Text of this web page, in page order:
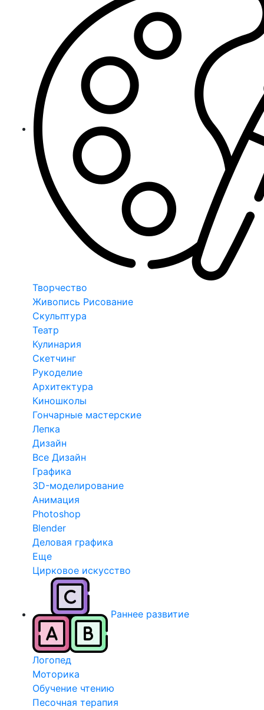
Творчество
Живопись Рисование
Скульптура
Театр
Кулинария
Скетчинг
Рукоделие
Архитектура
Киношколы
Гончарные мастерские
Лепка
Дизайн
Все Дизайн
Графика
3D-моделирование
Анимация
Photoshop
Blender
Деловая графика
Еще
Цирковое искусство
Раннее развитие
Логопед
Моторика
Обучение чтению
Песочная терапия